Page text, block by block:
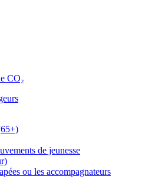
CO₂
de jeunesse
ou les accompagnateurs